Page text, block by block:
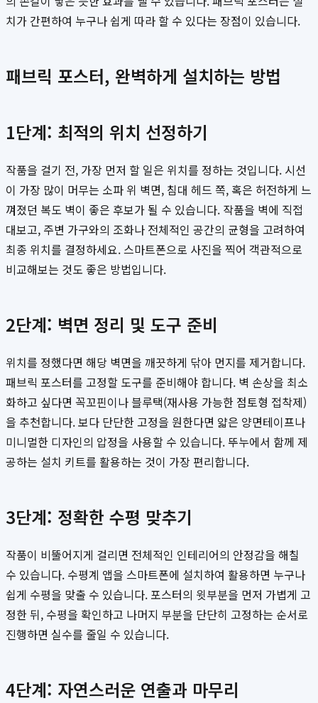
치가 간편하여 누구나 쉽게 따라 할 수 있다는 장점이 있습니다.
패브릭 포스터, 완벽하게 설치하는 방법
1단계: 최적의 위치 선정하기
작품을 걸기 전, 가장 먼저 할 일은 위치를 정하는 것입니다. 시선
이 가장 많이 머무는 소파 위 벽면, 침대 헤드 쪽, 혹은 허전하게 느
껴졌던 복도 벽이 좋은 후보가 될 수 있습니다. 작품을 벽에 직접
대보고, 주변 가구와의 조화나 전체적인 공간의 균형을 고려하여
최종 위치를 결정하세요. 스마트폰으로 사진을 찍어 객관적으로
비교해보는 것도 좋은 방법입니다.
2단계: 벽면 정리 및 도구 준비
위치를 정했다면 해당 벽면을 깨끗하게 닦아 먼지를 제거합니다.
패브릭 포스터를 고정할 도구를 준비해야 합니다. 벽 손상을 최소
화하고 싶다면 꼭꼬핀이나 블루택(재사용 가능한 점토형 접착제)
을 추천합니다. 보다 단단한 고정을 원한다면 얇은 양면테이프나
미니멀한 디자인의 압정을 사용할 수 있습니다. 뚜누에서 함께 제
공하는 설치 키트를 활용하는 것이 가장 편리합니다.
3단계: 정확한 수평 맞추기
작품이 비뚤어지게 걸리면 전체적인 인테리어의 안정감을 해칠
수 있습니다. 수평계 앱을 스마트폰에 설치하여 활용하면 누구나
쉽게 수평을 맞출 수 있습니다. 포스터의 윗부분을 먼저 가볍게 고
정한 뒤, 수평을 확인하고 나머지 부분을 단단히 고정하는 순서로
진행하면 실수를 줄일 수 있습니다.
4단계: 자연스러운 연출과 마무리